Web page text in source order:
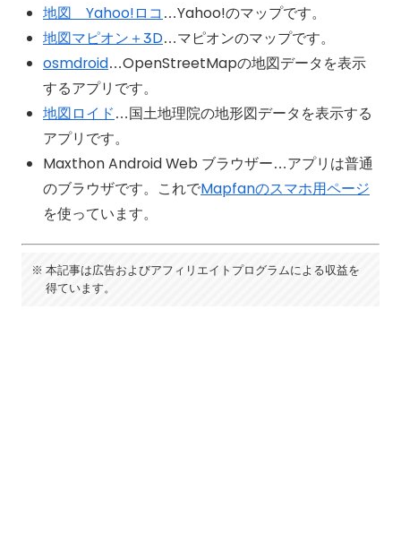
地図 Yahoo!ロコ …Yahoo!のマップです。
地図マピオン＋3D…マピオンのマップです。
osmdroid…OpenStreetMapの地図データを表示
するアプリです。
地図ロイド…国土地理院の地形図データを表示する
アプリです。
Maxthon Android Web ブラウザー…アプリは普通
のブラウザです。これでMapfanのスマホ用ページ
を使っています。
本記事は広告およびアフィリエイトプログラムによる収益を
得ています。